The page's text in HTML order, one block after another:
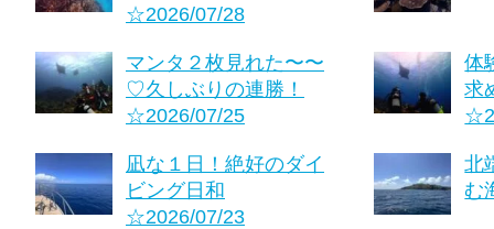
☆2026/07/28
マンタ２枚見れた〜〜
♡久しぶりの連勝！
☆2026/07/25
体
求
凪な１日！絶好のダイ
ビング日和
☆2026/07/23
北
む